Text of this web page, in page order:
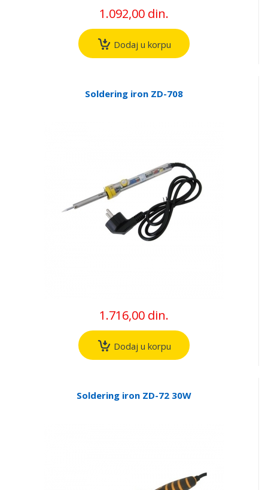
1.092,00 din.
Dodaj u korpu
Soldering iron ZD-708
1.716,00 din.
Dodaj u korpu
Soldering iron ZD-72 30W